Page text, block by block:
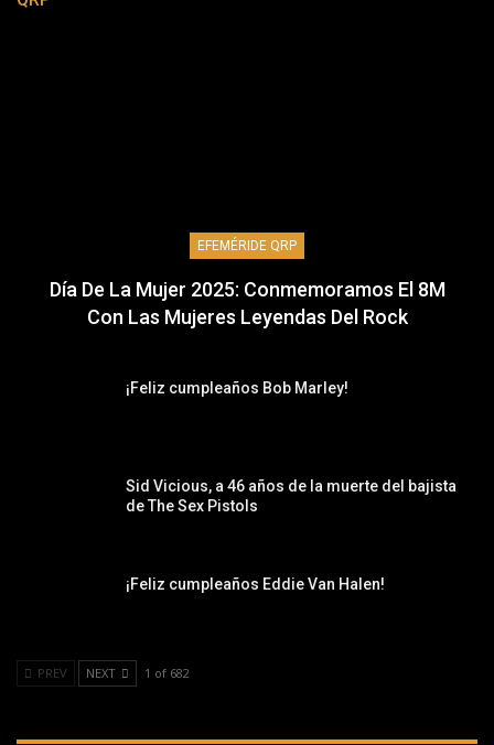
EFEMÉRIDE QRP
Día De La Mujer 2025: Conmemoramos El 8M
Con Las Mujeres Leyendas Del Rock
¡Feliz cumpleaños Bob Marley!
Sid Vicious, a 46 años de la muerte del bajista
de The Sex Pistols
¡Feliz cumpleaños Eddie Van Halen!
PREV NEXT 1 of 682